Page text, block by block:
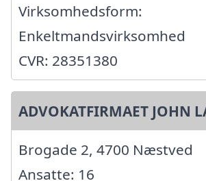
Virksomhedsform:
Enkeltmandsvirksomhed
CVR: 28351380
ADVOKATFIRMAET JOHN
Brogade 2, 4700 Næstved
Ansatte: 16